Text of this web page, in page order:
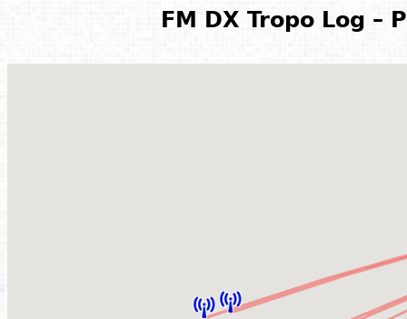
FM DX Tropo Log –